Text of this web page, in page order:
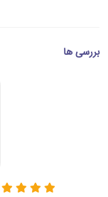
بررسی ها